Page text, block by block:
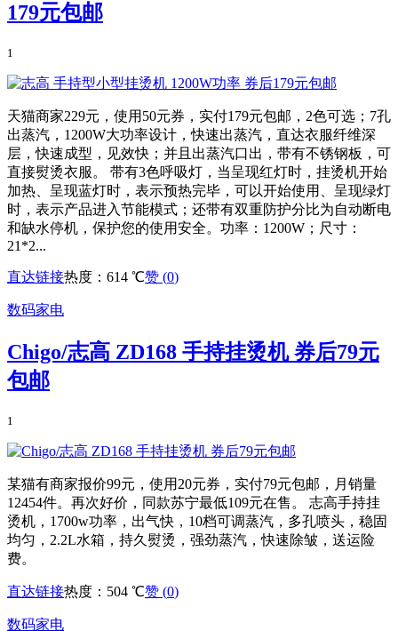
179元包邮
1
天猫商家229元，使用50元券，实付179元包邮，2色可选；7孔
出蒸汽，1200W大功率设计，快速出蒸汽，直达衣服纤维深
层，快速成型，见效快；并且出蒸汽口出，带有不锈钢板，可
直接熨烫衣服。 带有3色呼吸灯，当呈现红灯时，挂烫机开始
加热、呈现蓝灯时，表示预热完毕，可以开始使用、呈现绿灯
时，表示产品进入节能模式；还带有双重防护分比为自动断电
和缺水停机，保护您的使用安全。功率：1200W；尺寸：
21*2...
直达链接热度：614 ℃赞 (0)
数码家电
Chigo/志高 ZD168 手持挂烫机 券后79元
包邮
1
某猫有商家报价99元，使用20元券，实付79元包邮，月销量
12454件。再次好价，同款苏宁最低109元在售。 志高手持挂
烫机，1700w功率，出气快，10档可调蒸汽，多孔喷头，稳固
均匀，2.2L水箱，持久熨烫，强劲蒸汽，快速除皱，送运险
费。
直达链接热度：504 ℃赞 (0)
数码家电